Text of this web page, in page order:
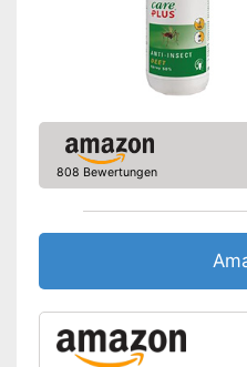
808 Bewertungen